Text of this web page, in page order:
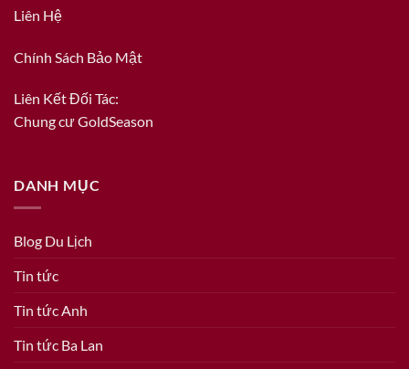
Liên Hệ
Chính Sách Bảo Mật
Liên Kết Đối Tác:
Chung cư GoldSeason
DANH MỤC
Blog Du Lịch
Tin tức
Tin tức Anh
Tin tức Ba Lan